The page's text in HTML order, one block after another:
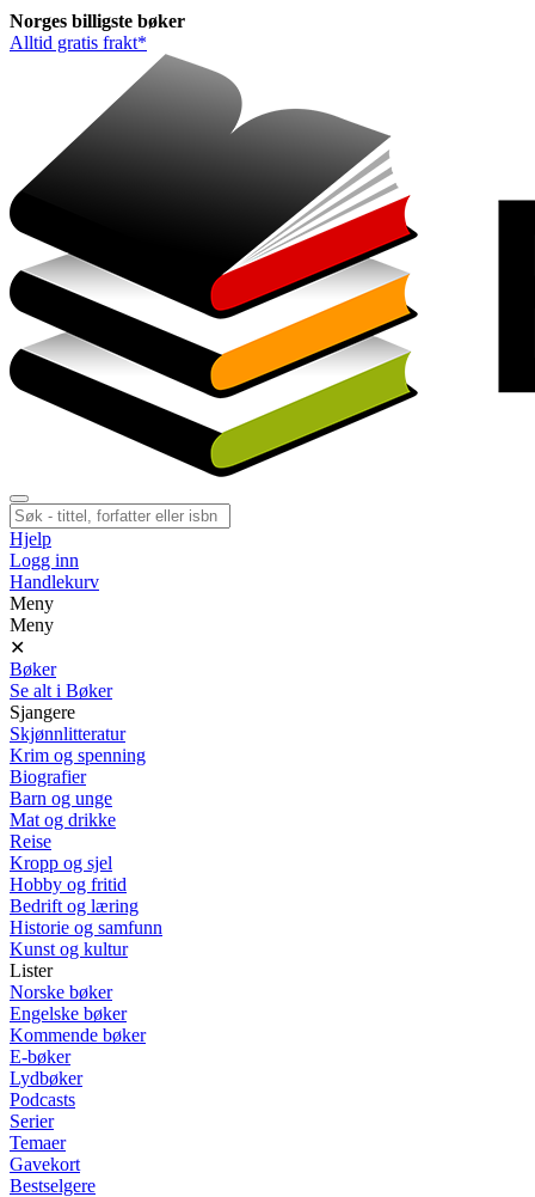
Norges billigste bøker
Alltid gratis frakt*
Hjelp
Logg inn
Handlekurv
Meny
Meny
✕
Bøker
Se alt i Bøker
Sjangere
Skjønnlitteratur
Krim og spenning
Biografier
Barn og unge
Mat og drikke
Reise
Kropp og sjel
Hobby og fritid
Bedrift og læring
Historie og samfunn
Kunst og kultur
Lister
Norske bøker
Engelske bøker
Kommende bøker
E-bøker
Lydbøker
Podcasts
Serier
Temaer
Gavekort
Bestselgere